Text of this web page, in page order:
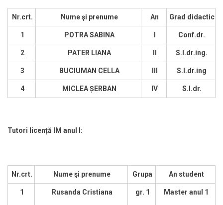
Nr.crt. Nume şi prenume An Grad didactic
1 POTRA SABINA Conf.dr.
2 PATER LIANA S.l.dr.ing.
3 BUCIUMAN CELLA S.l.dr.ing
4 MICLEA ȘERBAN IV S.l.dr.
Tutori licență IM anul I:
Nr.crt. Nume şi prenume Grupa An student
1 Rusanda Cristiana gr. 1 Master anul 1